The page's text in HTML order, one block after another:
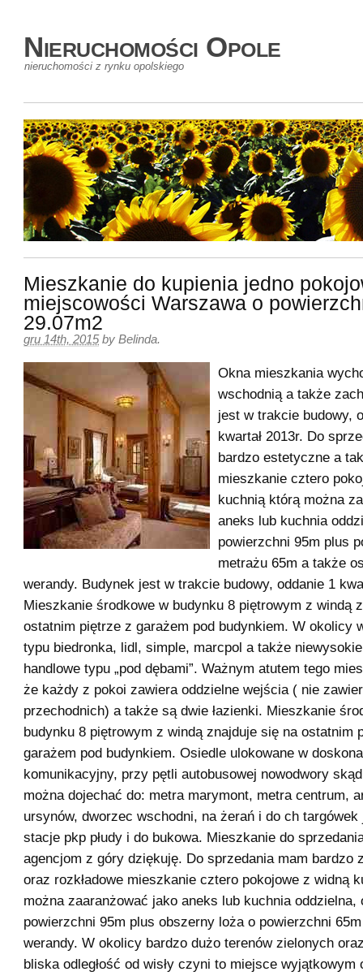
Nieruchomości Opole
nieruchomości z rynku opolskiego
Mieszkanie do kupienia jedno
miejscowości Warszawa o
29.07m2
gru 14th, 2015 by Belinda.
Okna mieszkania
wschodnią a także
jest w trakcie budowy,
kwartał 2013r. Do
bardzo estetyczne a
mieszkanie cztero
kuchnią którą można
aneks lub kuchnia
powierzchni 95m plus
metrażu 65m a także
werandy. Budynek jest w trakcie budowy, oddanie 1
Mieszkanie środkowe w budynku 8 piętrowym z windą
ostatnim piętrze z garażem pod budynkiem. W okolicy
typu biedronka, lidl, simple, marcpol a także
handlowe typu „pod dębami”. Ważnym atutem tego
że każdy z pokoi zawiera oddzielne wejścia ( nie
przechodnich) a także są dwie łazienki. Mieszkanie
budynku 8 piętrowym z windą znajduje się na ostatnim
garażem pod budynkiem. Osiedle ulokowane w
komunikacyjny, przy pętli autobusowej nowodwory
można dojechać do: metra marymont, metra centrum,
ursynów, dworzec wschodni, na żerań i do ch
stacje pkp płudy i do bukowa. Mieszkanie do
agencjom z góry dziękuję. Do sprzedania mam bardzo
oraz rozkładowe mieszkanie cztero pokojowe z widną
można zaaranżować jako aneks lub kuchnia oddzielna,
powierzchni 95m plus obszerny loża o powierzchni
werandy. W okolicy bardzo dużo terenów zielonych
bliska odległość od wisły czyni to miejsce wyjątkowym